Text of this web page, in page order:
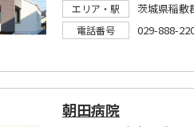
エリア・駅
茨城県稲敷
電話番号 029-888-
朝田病院